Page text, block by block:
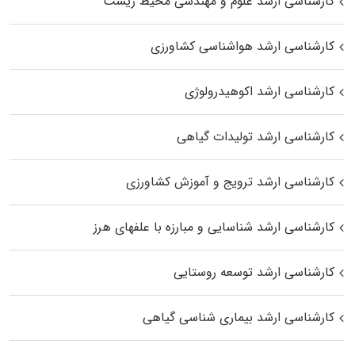
کارشناسی ارشد هواشناسی کشاورزی
کارشناسی ارشد اکوهیدرولوژی
کارشناسی ارشد تولیدات گیاهی
کارشناسی ارشد ترویج و آموزش کشاورزی
کارشناسی ارشد شناسایی و مبارزه با علفهای هرز
کارشناسی ارشد توسعه روستایی
کارشناسی ارشد بیماری‌ شناسی گیاهی